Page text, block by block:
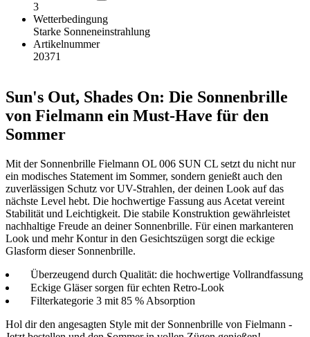
3
Wetterbedingung
Starke Sonneneinstrahlung
Artikelnummer
20371
Sun's Out, Shades On: Die Sonnenbrille
von Fielmann ein Must-Have für den
Sommer
Mit der Sonnenbrille Fielmann OL 006 SUN CL setzt du nicht nur
ein modisches Statement im Sommer, sondern genießt auch den
zuverlässigen Schutz vor UV-Strahlen, der deinen Look auf das
nächste Level hebt. Die hochwertige Fassung aus Acetat vereint
Stabilität und Leichtigkeit. Die stabile Konstruktion gewährleistet
nachhaltige Freude an deiner Sonnenbrille. Für einen markanteren
Look und mehr Kontur in den Gesichtszügen sorgt die eckige
Glasform dieser Sonnenbrille.
Überzeugend durch Qualität: die hochwertige Vollrandfassung
Eckige Gläser sorgen für echten Retro-Look
Filterkategorie 3 mit 85 % Absorption
Hol dir den angesagten Style mit der Sonnenbrille von Fielmann -